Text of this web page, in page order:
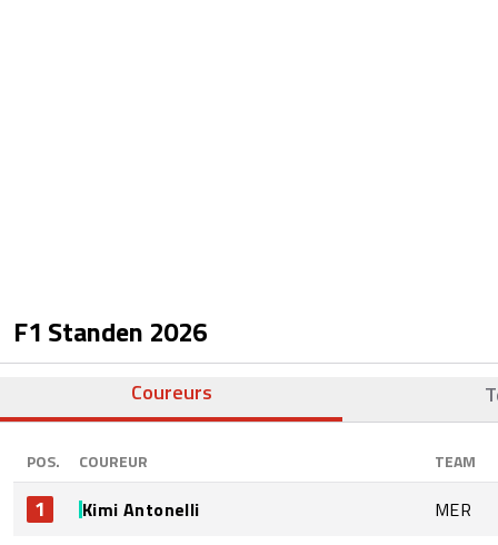
F1 Standen 2026
Coureurs
POS. COUREUR TEAM
1 Kimi Antonelli MER